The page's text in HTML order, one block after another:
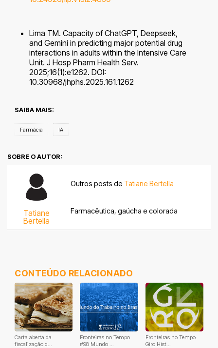
Lima TM. Capacity of ChatGPT, Deepseek,
and Gemini in predicting major potential drug
interactions in adults within the Intensive Care
Unit. J Hosp Pharm Health Serv.
2025;16(1):e1262. DOI:
10.30968/jhphs.2025.161.1262
SAIBA MAIS:
Farmácia IA
SOBRE O AUTOR:
Tatiane
Bertella
Outros posts de Tatiane Bertella
Farmacêutica, gaúcha e colorada
CONTEÚDO RELACIONADO
Carta aberta da
fiscalização q...
Fronteiras no Tempo
#98 Mundo ...
Fronteiras no Tempo:
Giro Hist...